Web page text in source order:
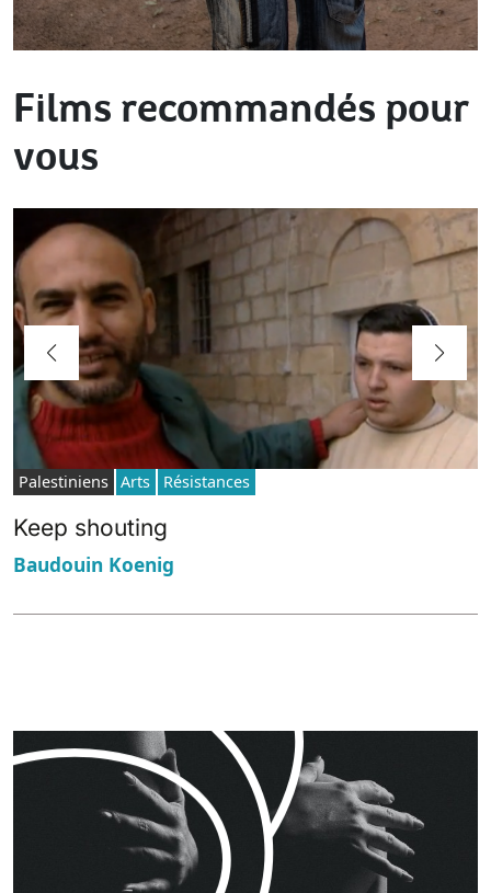
Films recommandés pour
vous
Palestiniens Arts Résistances
Keep shouting
Baudouin Koenig